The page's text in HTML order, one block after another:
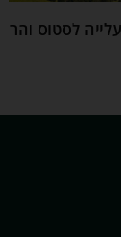
לסטוס והר